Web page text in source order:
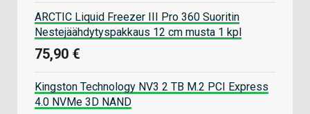
ARCTIC Liquid Freezer III Pro 360 Suoritin
Nestejäähdytyspakkaus 12 cm musta 1 kpl
75,90 €
Kingston Technology NV3 2 TB M.2 PCI Express
4.0 NVMe 3D NAND